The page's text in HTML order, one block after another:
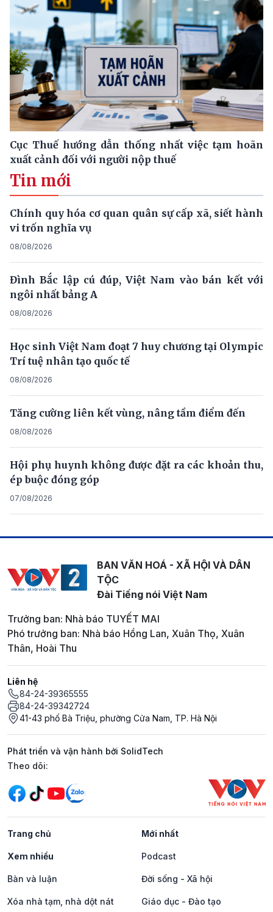
Cục Thuế hướng dẫn thống nhất việc tạm hoãn
xuất cảnh đối với người nộp thuế
Tin mới
Chính quy hóa cơ quan quân sự cấp xã, siết hành
vi trốn nghĩa vụ
08/08/2026
Đình Bắc lập cú đúp, Việt Nam vào bán kết với
ngôi nhất bảng A
08/08/2026
Học sinh Việt Nam đoạt 7 huy chương tại Olympic
Trí tuệ nhân tạo quốc tế
08/08/2026
Tăng cường liên kết vùng, nâng tầm điểm đến
08/08/2026
Hội phụ huynh không được đặt ra các khoản thu,
ép buộc đóng góp
07/08/2026
BAN VĂN HOÁ - XÃ HỘI VÀ DÂN
TỘC
Đài Tiếng nói Việt Nam
Trưởng ban: Nhà báo TUYẾT MAI
Phó trưởng ban: Nhà báo Hồng Lan, Xuân Thọ, Xuân
Thân, Hoài Thu
Liên hệ
84-24-39365555
84-24-39342724
41-43 phố Bà Triệu, phường Cửa Nam, TP. Hà Nội
Phát triển và vận hành bởi SolidTech
Mạng xã hội
Theo dõi:
Trang chủ Mới nhất
Xem nhiều Podcast
Bàn và luận Đời sống - Xã hội
Xóa nhà tạm, nhà dột nát Giáo dục - Đào tạo